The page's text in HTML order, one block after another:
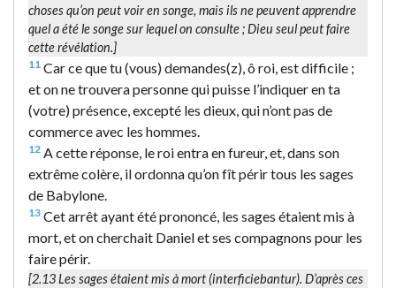
choses qu’on peut voir en songe, mais ils ne peuvent apprendre
quel a été le songe sur lequel on consulte ; Dieu seul peut faire
cette révélation.]
11 Car ce que tu (vous) demandes(z), ô roi, est difficile ;
et on ne trouvera personne qui puisse l’indiquer en ta
(votre) présence, excepté les dieux, qui n’ont pas de
commerce avec les hommes.
12 A cette réponse, le roi entra en fureur, et, dans son
extrême colère, il ordonna qu’on fît périr tous les sages
de Babylone.
13 Cet arrêt ayant été prononcé, les sages étaient mis à
mort, et on cherchait Daniel et ses compagnons pour les
faire périr.
[2.13Les sages étaient mis à mort (interficiebantur). D’après ces